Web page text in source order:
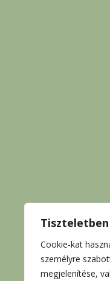
Cookie-kat
személyre
megjelenítése,